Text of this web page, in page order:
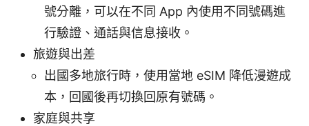
號分離，可以在不同 App 內使用不同號碼進
行驗證、通話與信息接收。
旅遊與出差
出國多地旅行時，使用當地 eSIM 降低漫遊成
本，回國後再切換回原有號碼。
家庭與共享